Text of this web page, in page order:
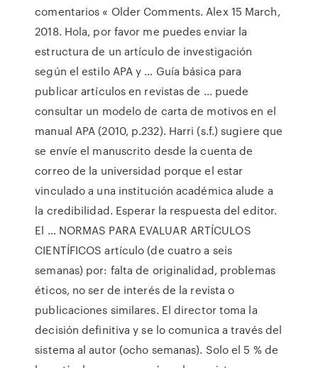
comentarios « Older Comments. Alex 15 March,
2018. Hola, por favor me puedes enviar la
estructura de un artículo de investigación
según el estilo APA y … Guía básica para
publicar artículos en revistas de ... puede
consultar un modelo de carta de motivos en el
manual APA (2010, p.232). Harri (s.f.) sugiere que
se envíe el manuscrito desde la cuenta de
correo de la universidad porque el estar
vinculado a una institución académica alude a
la credibilidad. Esperar la respuesta del editor.
El … NORMAS PARA EVALUAR ARTÍCULOS
CIENTÍFICOS artículo (de cuatro a seis
semanas) por: falta de originalidad, problemas
éticos, no ser de interés de la revista o
publicaciones similares. El director toma la
decisión definitiva y se lo comunica a través del
sistema al autor (ocho semanas). Solo el 5 % de